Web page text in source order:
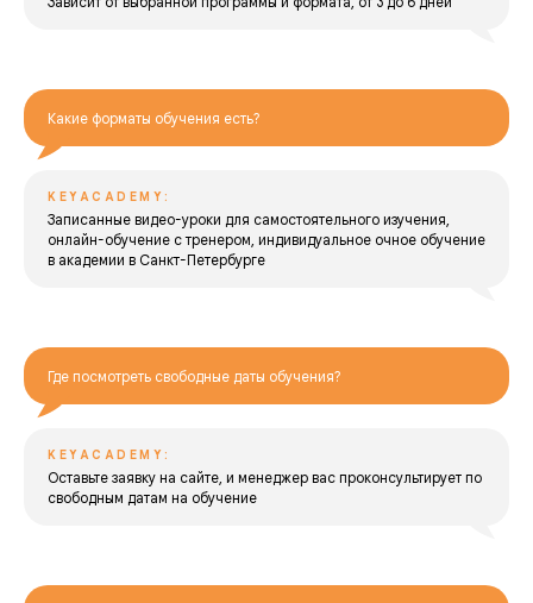
Какие форматы обучения есть?
KEYACADEMY:
Записанные видео-уроки для самостоятельного изучения,
онлайн-обучение с тренером, индивидуальное очное обучение
в академии в Санкт-Петербурге
Где посмотреть свободные даты обучения?
KEYACADEMY:
Оставьте заявку на сайте, и менеджер вас проконсультирует по
свободным датам на обучение